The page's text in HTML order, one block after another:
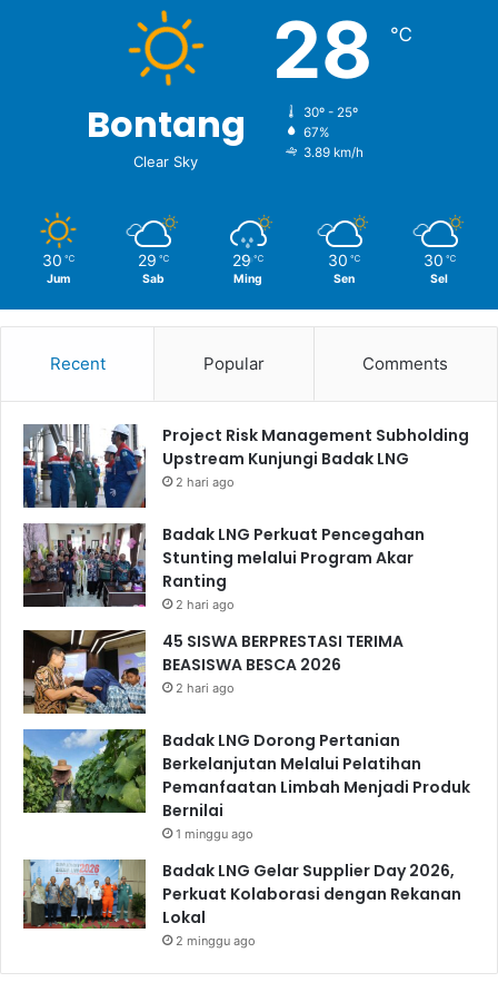
Bontang
Clear Sky
28 ℃
30º - 25º
67%
3.89 km/h
30 ℃
Jum
29 ℃
Sab
29 ℃
Ming
30 ℃
Sen
30 ℃
Sel
Recent Popular Comments
Project Risk Management Subholding
Upstream Kunjungi Badak LNG
2 hari ago
Badak LNG Perkuat Pencegahan
Stunting melalui Program Akar
Ranting
2 hari ago
45 SISWA BERPRESTASI TERIMA
BEASISWA BESCA 2026
2 hari ago
Badak LNG Dorong Pertanian
Berkelanjutan Melalui Pelatihan
Pemanfaatan Limbah Menjadi Produk
Bernilai
1 minggu ago
Badak LNG Gelar Supplier Day 2026,
Perkuat Kolaborasi dengan Rekanan
Lokal
2 minggu ago